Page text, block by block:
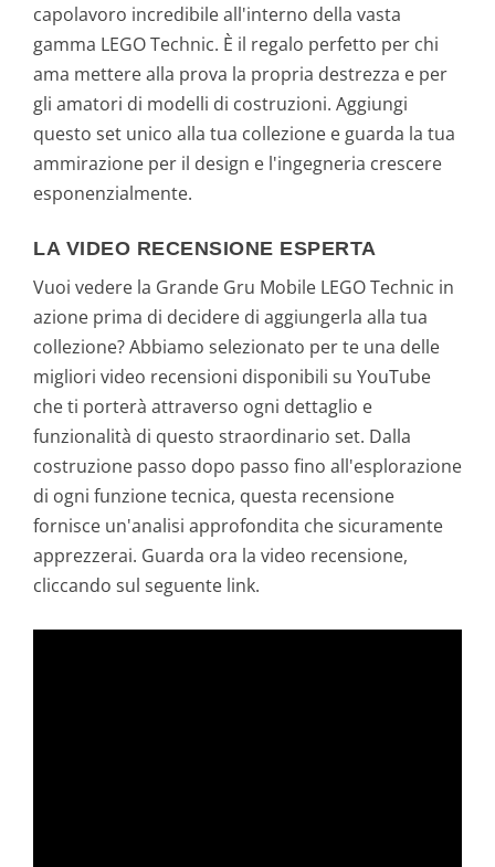
capolavoro incredibile all'interno della vasta
gamma LEGO Technic. È il regalo perfetto per chi
ama mettere alla prova la propria destrezza e per
gli amatori di modelli di costruzioni. Aggiungi
questo set unico alla tua collezione e guarda la tua
ammirazione per il design e l'ingegneria crescere
esponenzialmente.
LA VIDEO RECENSIONE ESPERTA
Vuoi vedere la Grande Gru Mobile LEGO Technic in
azione prima di decidere di aggiungerla alla tua
collezione? Abbiamo selezionato per te una delle
migliori video recensioni disponibili su YouTube
che ti porterà attraverso ogni dettaglio e
funzionalità di questo straordinario set. Dalla
costruzione passo dopo passo fino all'esplorazione
di ogni funzione tecnica, questa recensione
fornisce un'analisi approfondita che sicuramente
apprezzerai. Guarda ora la video recensione,
cliccando sul seguente link.